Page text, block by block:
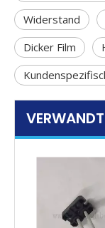
Widerstand
Dicker Film